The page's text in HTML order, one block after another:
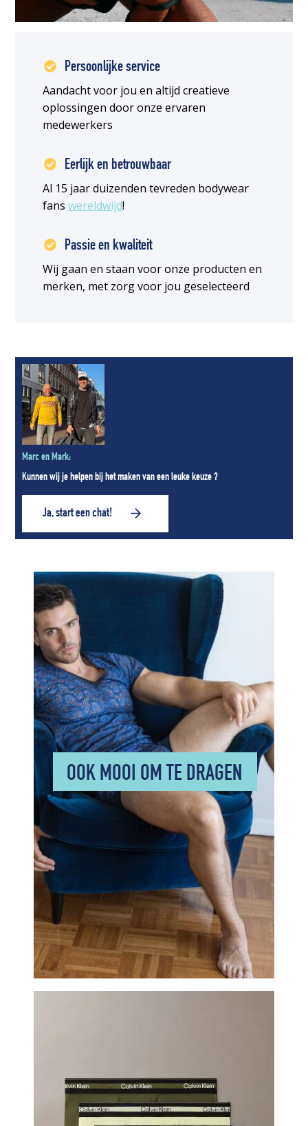
Persoonlijke service
Aandacht voor jou en altijd creatieve
oplossingen door onze ervaren
medewerkers
Eerlijk en betrouwbaar
Al 15 jaar duizenden tevreden bodywear
fanswereldwijd!
Passie en kwaliteit
Wij gaan en staan voor onze producten en
merken, met zorg voor jou geselecteerd
Marc en Mark:
Kunnen wij je helpen bij het maken van een leuke keuze ?
Ja, start een chat!
OOK MOOI OM TE DRAGEN